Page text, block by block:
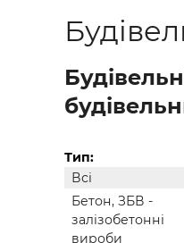
Тип:
Всі
Бетон, ЗБВ -
залізобетонні
вироби